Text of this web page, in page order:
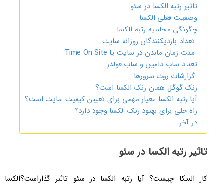
تاثیر رتبه الکسا در سئو
وضعیت فعلی الکسا
چگونگی محاسبه رتبه الکسا
تعداد بازدیکنندگان روزانه سایت
مدت زمان ماندن در سایت یا Time On Site
تعداد ساب دامین و ساب فولدر
گزارشات روت سرورها
رنک گوگل همان رنک الکسا است؟
آیا رتبه الکسا معیار مهمی برای تعیین کیفیت سایت است؟
راه حلی برای بهبود رنک الکسا وجود دارد؟
در آخر
تاثیر رتبه الکسا در سئو
کار السکا چیست؟ آیا رتبه الکسا در سئو تاثبر گذاراست؟الکسا